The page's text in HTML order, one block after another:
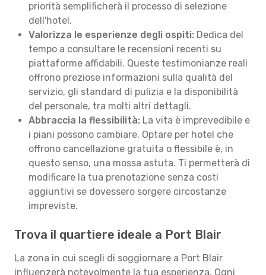
priorità semplificherà il processo di selezione
dell'hotel.
Valorizza le esperienze degli ospiti: Dedica del
tempo a consultare le recensioni recenti su
piattaforme affidabili. Queste testimonianze reali
offrono preziose informazioni sulla qualità del
servizio, gli standard di pulizia e la disponibilità
del personale, tra molti altri dettagli.
Abbraccia la flessibilità: La vita è imprevedibile e
i piani possono cambiare. Optare per hotel che
offrono cancellazione gratuita o flessibile è, in
questo senso, una mossa astuta. Ti permetterà di
modificare la tua prenotazione senza costi
aggiuntivi se dovessero sorgere circostanze
impreviste.
Trova il quartiere ideale a Port Blair
La zona in cui scegli di soggiornare a Port Blair
influenzerà notevolmente la tua esperienza. Ogni